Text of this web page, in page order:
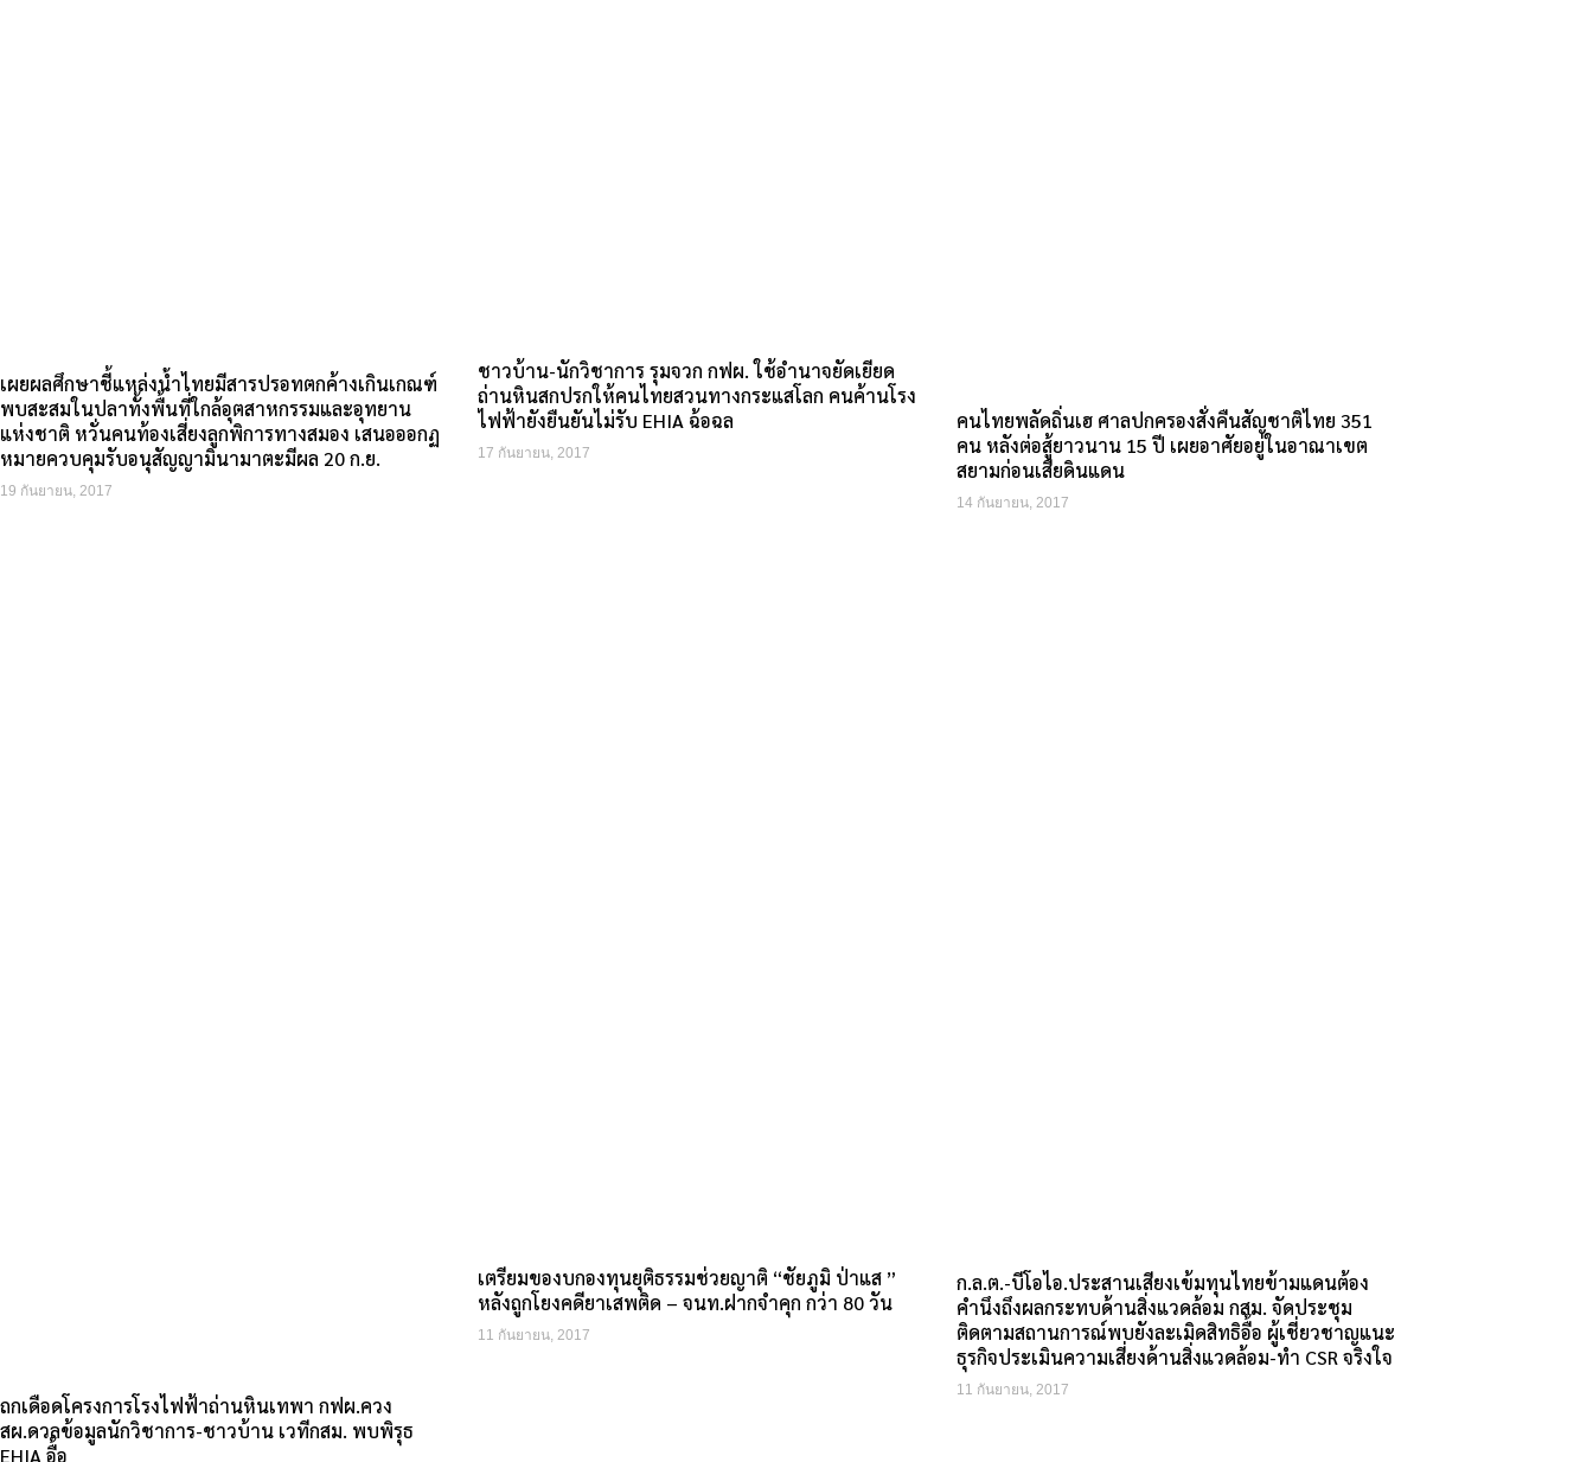
เผยผลศึกษาชี้แหล่งน้ำไทยมีสารปรอทตกค้างเกินเกณฑ์
พบสะสมในปลาทั้งพื้นที่ใกล้อุตสาหกรรมและอุทยาน
แห่งชาติ หวั่นคนท้องเสี่ยงลูกพิการทางสมอง เสนอออกฏ
หมายควบคุมรับอนุสัญญามินามาตะมีผล 20 ก.ย.
19 กันยายน, 2017
ชาวบ้าน-นักวิชาการ รุมจวก กฟผ. ใช้อำนาจยัดเยียด
ถ่านหินสกปรกให้คนไทยสวนทางกระแสโลก คนค้านโรง
ไฟฟ้ายังยืนยันไม่รับ EHIA ฉ้อฉล
17 กันยายน, 2017
คนไทยพลัดถิ่นเฮ ศาลปกครองสั่งคืนสัญชาติไทย 351
คน หลังต่อสู้ยาวนาน 15 ปี เผยอาศัยอยู่ในอาณาเขต
สยามก่อนเสียดินแดน
14 กันยายน, 2017
ถกเดือดโครงการโรงไฟฟ้าถ่านหินเทพา กฟผ.ควง
สผ.ดวลข้อมูลนักวิชาการ-ชาวบ้าน เวทีกสม. พบพิรุธ
EHIA อื้อ
เตรียมของบกองทุนยุติธรรมช่วยญาติ “ชัยภูมิ ป่าแส ”
หลังถูกโยงคดียาเสพติด – จนท.ฝากจำคุก กว่า 80 วัน
11 กันยายน, 2017
ก.ล.ต.-บีโอไอ.ประสานเสียงเข้มทุนไทยข้ามแดนต้อง
คำนึงถึงผลกระทบด้านสิ่งแวดล้อม กสม. จัดประชุม
ติดตามสถานการณ์พบยังละเมิดสิทธิอื้อ ผู้เชี่ยวชาญแนะ
ธุรกิจประเมินความเสี่ยงด้านสิ่งแวดล้อม-ทำ CSR จริงใจ
11 กันยายน, 2017